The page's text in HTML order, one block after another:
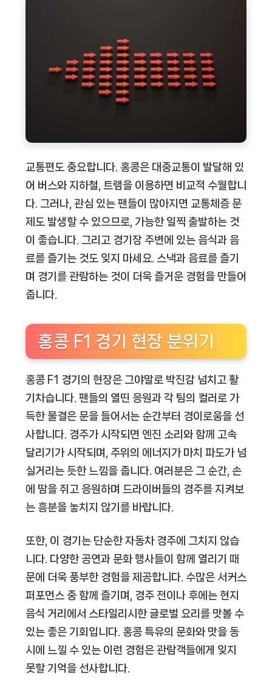
교통편도 중요합니다. 홍콩은 대중교통이 발달해 있
어 버스와 지하철, 트램을 이용하면 비교적 수월합니
다. 그러나, 관심 있는 팬들이 많아지면 교통체증 문
제도 발생할 수 있으므로, 가능한 일찍 출발하는 것
이 좋습니다. 그리고 경기장 주변에 있는 음식과 음
료를 즐기는 것도 잊지 마세요. 스낵과 음료를 즐기
며 경기를 관람하는 것이 더욱 즐거운 경험을 만들어
줍니다.
홍콩 F1 경기 현장 분위기
홍콩 F1 경기의 현장은 그야말로 박진감 넘치고 활
기차습니다. 팬들의 열띤 응원과 각 팀의 컬러로 가
득한 물결은 문을 들어서는 순간부터 경이로움을 선
사합니다. 경주가 시작되면 엔진 소리와 함께 고속
달리기가 시작되며, 주위의 에너지가 마치 파도가 넘
실거리는 듯한 느낌을 줍니다. 여러분은 그 순간, 손
에 땀을 쥐고 응원하며 드라이버들의 경주를 지켜보
는 흥분을 놓치지 않기를 바랍니다.
또한, 이 경기는 단순한 자동차 경주에 그치지 않습
니다. 다양한 공연과 문화 행사들이 함께 열리기 때
문에 더욱 풍부한 경험을 제공합니다. 수많은 서커스
퍼포먼스 중 함께 즐기며, 경주 전이나 후에는 현지
음식 거리에서 스타일리시한 글로벌 요리를 맛볼 수
있는 좋은 기회입니다. 홍콩 특유의 문화와 맛을 동
시에 느낄 수 있는 이런 경험은 관람객들에게 잊지
못할 기억을 선사합니다.